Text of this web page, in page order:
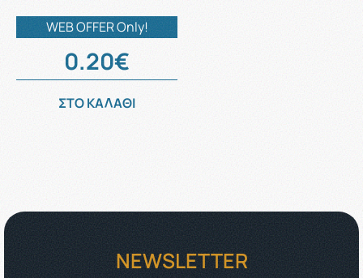
WEB OFFER Only!
0.20€
ΣΤΟ ΚΑΛΑΘΙ
NEWSLETTER